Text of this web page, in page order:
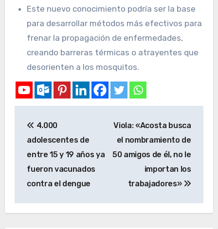
Este nuevo conocimiento podría ser la base
para desarrollar métodos más efectivos para
frenar la propagación de enfermedades,
creando barreras térmicas o atrayentes que
desorienten a los mosquitos.
4.000
adolescentes de
entre 15 y 19 años ya
fueron vacunados
contra el dengue
Viola: «Acosta busca
el nombramiento de
50 amigos de él, no le
importan los
trabajadores»